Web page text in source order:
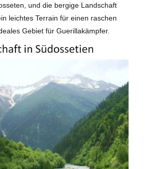
und die bergige Landschaft
leichtes Terrain für einen raschen
Gebiet für Guerillakämpfer.